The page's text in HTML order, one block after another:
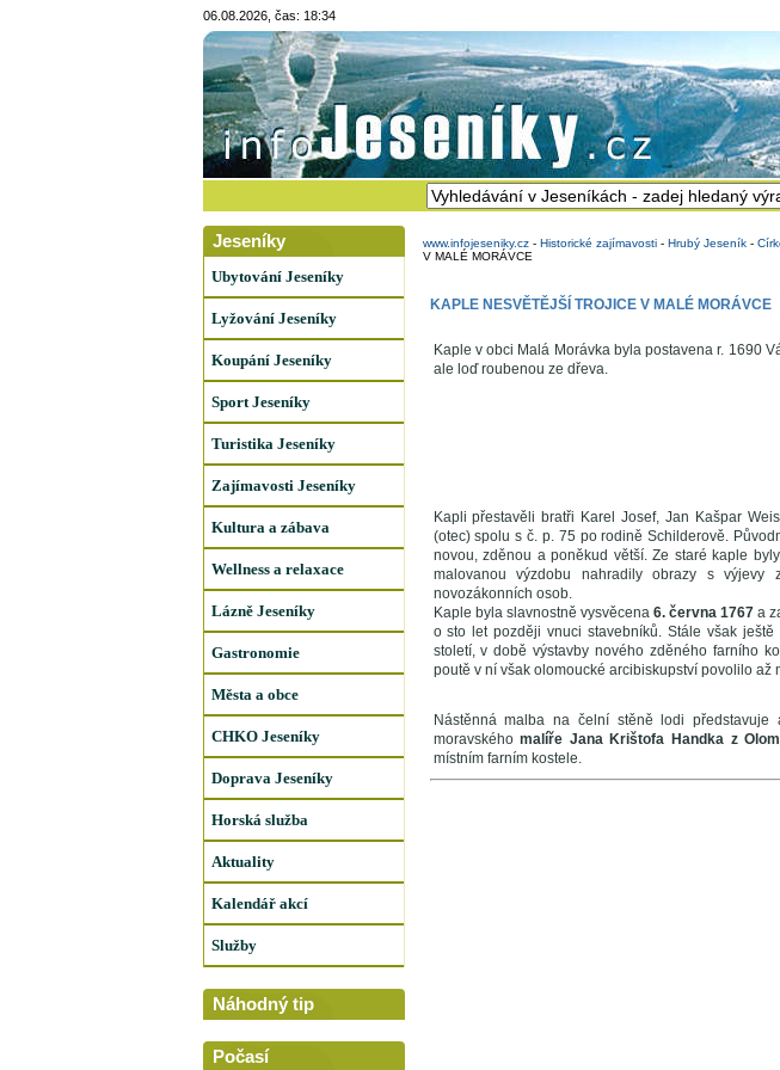
06.08.2026, čas: 18:34
Jeseníky
Ubytování Jeseníky
Lyžování Jeseníky
Koupání Jeseníky
Sport Jeseníky
Turistika Jeseníky
Zajímavosti Jeseníky
Kultura a zábava
Wellness a relaxace
Lázně Jeseníky
Gastronomie
Města a obce
CHKO Jeseníky
Doprava Jeseníky
Horská služba
Aktuality
Kalendář akcí
Služby
Náhodný tip
Počasí
www.infojeseniky.cz- Historické zajímavosti- Hrubý Jeseník-
V MALÉ MORÁVCE
KAPLE NESVĚTĚJŠÍ TROJICE V MALÉ MORÁVCE
Kaple v obci Malá Morávka byla postavena r. 1690
ale loď roubenou ze dřeva.
Kapli přestavěli bratři Karel Josef, Jan Kašpar
(otec) spolu s č. p. 75 po rodině Schilderově.
novou, zděnou a poněkud větší. Ze staré kaple
malovanou výzdobu nahradily obrazy s výjevy
novozákonních osob.
Kaple byla slavnostně vysvěcena 6. června 1767a
o sto let později vnuci stavebníků. Stále však
století, v době výstavby nového zděného farního
poutě v ní však olomoucké arcibiskupství povolilo až
Nástěnná malba na čelní stěně lodi
moravskéhomalíře Jana Krištofa Handka z
místním farním kostele.